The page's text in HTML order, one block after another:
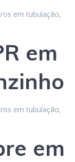
em tubulação,
em
em tubulação,
em